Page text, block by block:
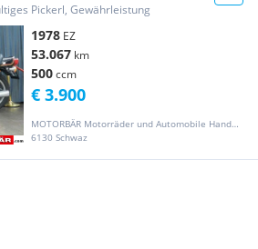
Pickerl, Gewährleistung
1978 EZ
53.067 km
500ccm
MOTORBÄR Motorräder und Automobile Handelsgesellschaft m.b.H.
6130 Schwaz
€ 3.900